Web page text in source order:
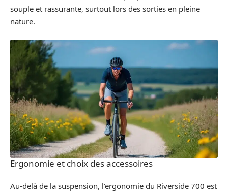
souple et rassurante, surtout lors des sorties en pleine
nature.
Ergonomie et choix des accessoires
Au-delà de la suspension, l’ergonomie du Riverside 700 est